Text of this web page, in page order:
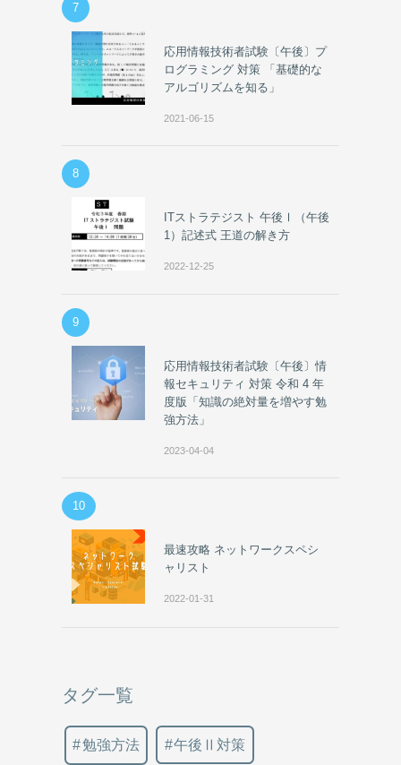
7
応用情報技術者試験〔午後〕プ
ログラミング 対策 「基礎的な
アルゴリズムを知る」
2021-06-15
8
ITストラテジスト 午後Ⅰ（午後
1）記述式 王道の解き方
2022-12-25
9
応用情報技術者試験〔午後〕情
報セキュリティ 対策 令和 4 年
度版「知識の絶対量を増やす勉
強方法」
2023-04-04
10
最速攻略 ネットワークスペシ
ャリスト
2022-01-31
タグ一覧
勉強方法 午後Ⅱ対策